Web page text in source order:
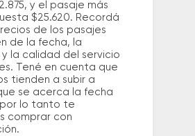
y el pasaje más
$25.620. Recordá
de los pasajes
de la fecha, la
la calidad del servicio
Tené en cuenta que
tienden a subir a
se acerca la fecha
lo tanto te
comprar con